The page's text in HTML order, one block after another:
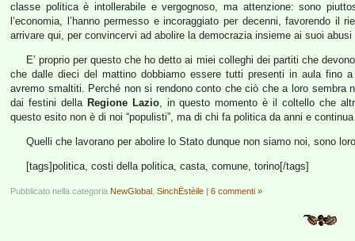
classe politica è intollerabile e vergognoso, ma attenzione: sono
l’economia, l’hanno permesso e incoraggiato per decenni, favorendo
arrivare qui, per convincervi ad abolire la democrazia insieme ai suoi
E’ proprio per questo che ho detto ai miei colleghi dei partiti che
che dalle dieci del mattino dobbiamo essere tutti presenti in aula fino
avremo smaltiti. Perché non si rendono conto che ciò che a loro sembra
dai festini della Regione Lazio, in questo momento è il coltello che
questo esito non è di noi “populisti”, ma di chi fa politica da anni e
Quelli che lavorano per abolire lo Stato dunque non siamo noi, sono
[tags]politica, costi della politica, casta, comune, torino[/tags]
Pubblicato nella categoria NewGlobal SinchËstèile | 6 commenti »